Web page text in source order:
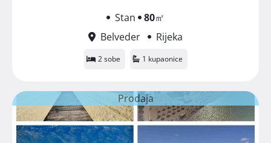
Stan 80㎡
Belveder
Rijeka
2 sobe 1 kupaonice
Prodaja